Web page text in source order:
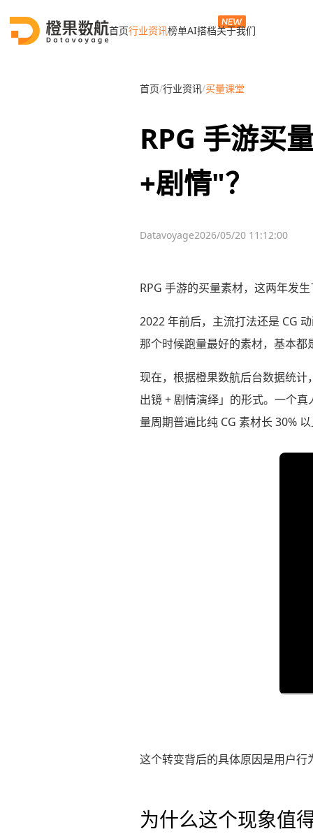
首页行业资讯榜单AI搭档关于我们
首页/行业资讯/买量课堂
RPG 手游买
+剧情"？
Datavoyage2026/05/20 11:12:00
RPG 手游的买量素材，这两年发
2022 年前后，主流打法还是 CG
那个时候跑量最好的素材，基本都
现在，根据橙果数航后台数据统
出镜 + 剧情演绎」的形式。一个
量周期普遍比纯 CG 素材长 30%
这个转变背后的具体原因是用户行
为什么这个现象值